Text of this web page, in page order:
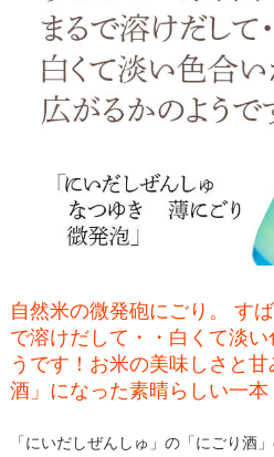
自然米の微発砲にごり。 す
で溶けだして・・白くて淡
うです！お米の美味しさと
酒」になった素晴らしい一本
「にいだしぜんしゅ」の「にごり酒